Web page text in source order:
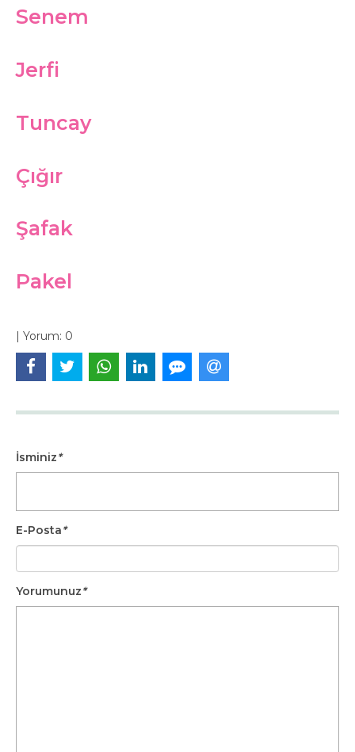
Senem
Jerfi
Tuncay
Çığır
Şafak
Pakel
| Yorum: 0
İsminiz*
E-Posta*
Yorumunuz*